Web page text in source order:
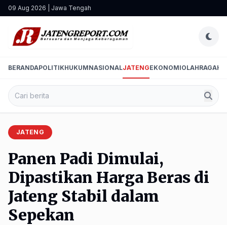
09 Aug 2026 | Jawa Tengah
BERANDAPOLITIKHUKUMNASIONALJATENGEKONOMIOLAHRAGA
JATENG
Panen Padi Dimulai,
Dipastikan Harga Beras di
Jateng Stabil dalam
Sepekan